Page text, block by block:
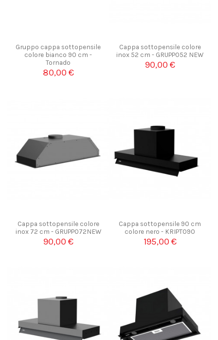
Gruppo cappa sottopensile
colore bianco 90 cm -
Tornado
80,00 €
Cappa sottopensile colore
inox 52 cm - GRUPPO52 NEW
90,00 €
Cappa sottopensile colore
inox 72 cm - GRUPPO72NEW
90,00 €
Cappa sottopensile 90 cm
colore nero - KRIPTO90
195,00 €